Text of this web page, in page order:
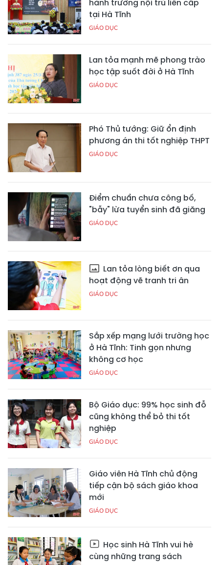
hành trường nội trú liên cấp
tại Hà Tĩnh
GIÁO DỤC
Lan tỏa mạnh mẽ phong trào
học tập suốt đời ở Hà Tĩnh
GIÁO DỤC
Phó Thủ tướng: Giữ ổn định
phương án thi tốt nghiệp THPT
GIÁO DỤC
Điểm chuẩn chưa công bố,
"bẫy" lừa tuyển sinh đã giăng
GIÁO DỤC
Lan tỏa lòng biết ơn qua
hoạt động vẽ tranh tri ân
GIÁO DỤC
Sắp xếp mạng lưới trường học
ở Hà Tĩnh: Tinh gọn nhưng
không cơ học
GIÁO DỤC
Bộ Giáo dục: 99% học sinh đỗ
cũng không thể bỏ thi tốt
nghiệp
GIÁO DỤC
Giáo viên Hà Tĩnh chủ động
tiếp cận bộ sách giáo khoa
mới
GIÁO DỤC
Học sinh Hà Tĩnh vui hè
cùng những trang sách